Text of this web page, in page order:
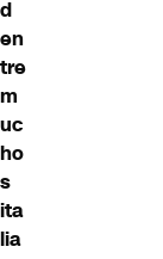
d
en
tre
m
uc
ho
s
ita
lia